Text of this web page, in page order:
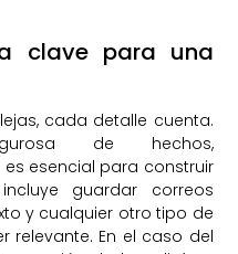
clave para una
cada detalle cuenta.
de hechos,
esencial para construir
guardar correos
y cualquier otro tipo de
relevante. En el caso del